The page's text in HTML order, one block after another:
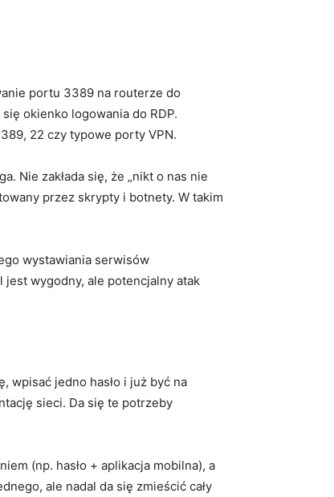
portu 3389 na routerze do
okienko logowania do RDP.
22 czy typowe porty VPN.
Nie zakłada się, że „nikt o nas nie
przez skrypty i botnety. W takim
wystawiania serwisów
wygodny, ale potencjalny atak
wpisać jedno hasło i już być na
sieci. Da się te potrzeby
(np. hasło + aplikacja mobilna), a
ale nadal da się zmieścić cały